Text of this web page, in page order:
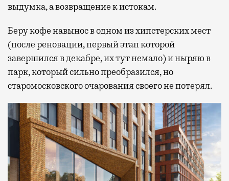
выдумка, а возвращение к истокам.
Беру кофе навынос в одном из хипстерских мест
(после реновации, первый этап которой
завершился в декабре, их тут немало) и ныряю в
парк, который сильно преобразился, но
старомосковского очарования своего не потерял.